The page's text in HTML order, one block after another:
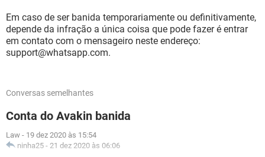
Em caso de ser banida temporariamente ou definitivamente,
depende da infração a única coisa que pode fazer é entrar
em contato com o mensageiro neste endereço:
support@whatsapp.com.
Conversas semelhantes
Conta do Avakin banida
Law - 19 dez 2020 às 15:54
ninha25 - 21 dez 2020 às 06:06